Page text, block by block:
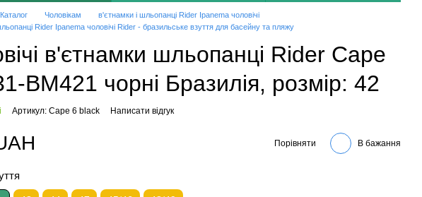
Каталог Чоловікам
в'єтнамки і шльопанці Rider Ipanema чоловічі
Rider Ipanema чоловічі Rider - бразильське взуття для басейну та пляжу
в'єтнамки шльопанці Rider Cape
BM421 чорні Бразилія, розмір: 42
Артикул: Cape 6 black Написати відгук
Порівняти В бажання